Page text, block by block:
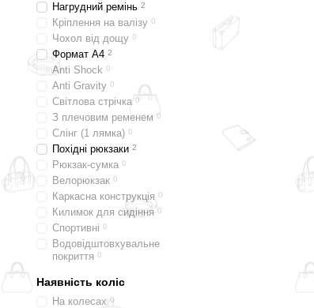
Нагрудний ремінь 2
Кріплення на валізу 0
Чохол від дощу 0
Формат A4 2
Anti Shock 0
Anti Gravity 0
Світлова стрічка 0
З плечовим ременем 0
Слінг (1 лямка) 0
Похідні рюкзаки 2
Рюкзак-сумка 0
Велорюкзак 0
Каркасна конструкція 0
Килимок для сидіння 0
Спортивні 0
Водовідштовхувальне
покриття 0
Наявність коліс
На колесах 0